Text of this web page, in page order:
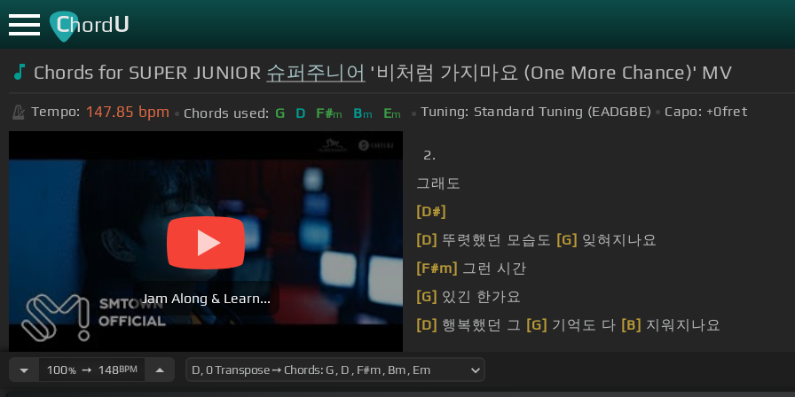
ChordU
Chords for SUPER JUNIOR 슈퍼주니어 '비처럼 가지마요 (One More Chance)' MV
Tempo: 147.85 bpm Chords used: G D F#m Bm Em Tuning: Standard Tuning (EADGBE) Capo: +0fret
Jam Along & Learn...
2.
그래도
[D#]
[D] 뚜렷했던 모습도 [G] 잊혀지나요
[F#m] 그런 시간
[G] 있긴 한가요
[D] 행복했던 그 [G] 기억도 다 [B] 지워지나요
100%➙ 148BPM